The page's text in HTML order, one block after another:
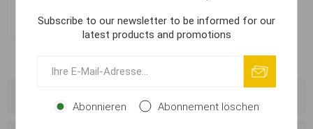
€ 0,41
Subscribe to our newsletter to be informed for our
latest products and promotions
Abonnieren Abonnement löschen